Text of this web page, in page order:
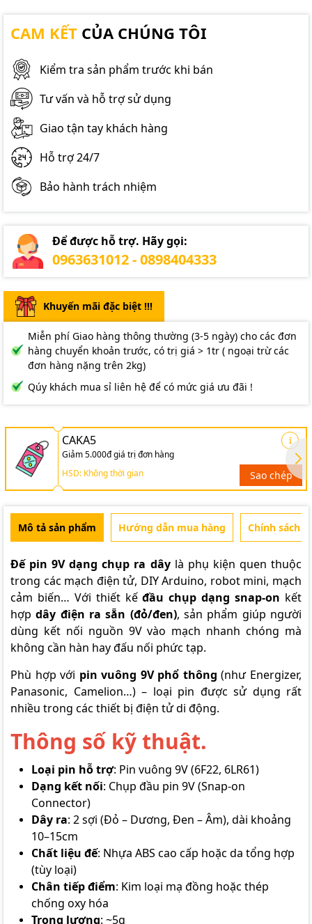
CAM KẾT CỦA CHÚNG TÔI
Kiểm tra sản phẩm trước khi bán
Tư vấn và hỗ trợ sử dụng
Giao tận tay khách hàng
Hỗ trợ 24/7
Bảo hành trách nhiệm
Để được hỗ trợ. Hãy gọi:
0963631012 - 0898404333
Khuyến mãi đặc biệt !!!
Miễn phí Giao hàng thông thường (3-5 ngày) cho các đơn
hàng chuyển khoản trước, có trị giá > 1tr ( ngoại trừ các
đơn hàng nặng trên 2kg)
Qúy khách mua sỉ liên hệ để có mức giá ưu đãi !
CAKA5
Giảm 5.000đ giá trị đơn hàng
HSD: Không thời gian
Sao chép
Mô tả sản phẩm Hướng dẫn mua hàng Chính sách
Đế pin 9V dạng chụp ra dâylà phụ kiện quen thuộc
trong các mạch điện tử, DIY Arduino, robot mini, mạch
cảm biến… Với thiết kếđầu chụp dạng snap-on kết
hợpdây điện ra sẵn (đỏ/đen), sản phẩm giúp người
dùng kết nối nguồn 9V vào mạch nhanh chóng mà
không cần hàn hay đấu nối phức tạp.
Phù hợp với pin vuông 9V phổ thông (như Energizer,
Panasonic, Camelion…) – loại pin được sử dụng rất
nhiều trong các thiết bị điện tử di động.
Thông số kỹ thuật.
Loại pin hỗ trợ: Pin vuông 9V (6F22, 6LR61)
Dạng kết nối: Chụp đầu pin 9V (Snap-on
Connector)
Dây ra: 2 sợi (Đỏ – Dương, Đen – Âm), dài khoảng
10–15cm
Chất liệu đế: Nhựa ABS cao cấp hoặc da tổng hợp
(tùy loại)
Chân tiếp điểm: Kim loại mạ đồng hoặc thép
chống oxy hóa
Trọng lượng: ~5g